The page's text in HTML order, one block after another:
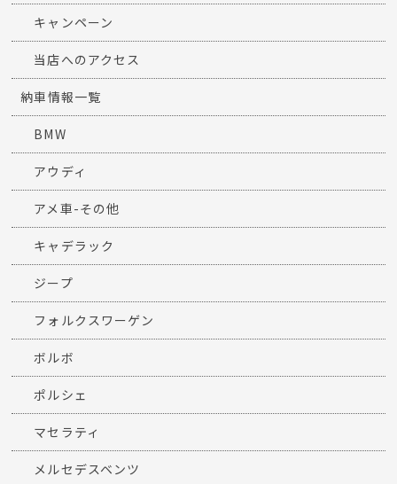
キャンペーン
当店へのアクセス
納車情報一覧
BMW
アウディ
アメ車-その他
キャデラック
ジープ
フォルクスワーゲン
ボルボ
ポルシェ
マセラティ
メルセデスベンツ